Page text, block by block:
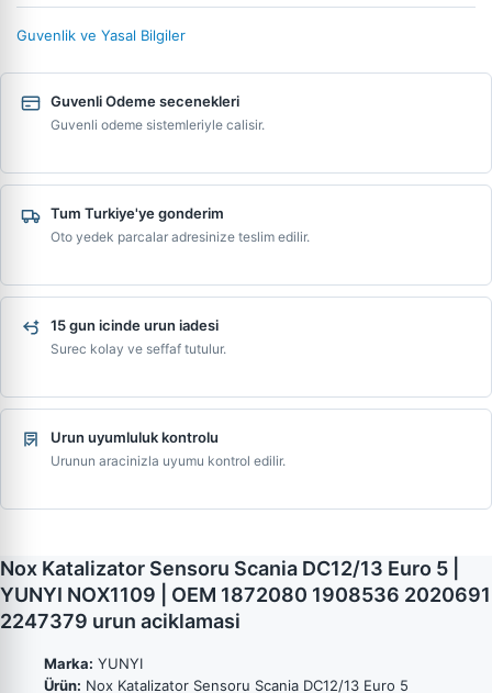
Guvenlik ve Yasal Bilgiler
Guvenli Odeme secenekleri
Guvenli odeme sistemleriyle calisir.
Tum Turkiye'ye gonderim
Oto yedek parcalar adresinize teslim edilir.
15 gun icinde urun iadesi
Surec kolay ve seffaf tutulur.
Urun uyumluluk kontrolu
Urunun aracinizla uyumu kontrol edilir.
Nox Katalizator Sensoru Scania DC12/13 Euro 5 |
YUNYI NOX1109 | OEM 1872080 1908536 2020691
2247379 urun aciklamasi
Marka: YUNYI
Ürün: Nox Katalizator Sensoru Scania DC12/13 Euro 5